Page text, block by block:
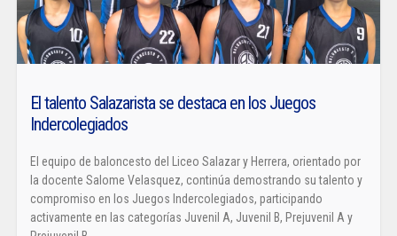
El talento Salazarista se destaca en los Juegos
Indercolegiados
El equipo de baloncesto del Liceo Salazar y Herrera, orientado por
la docente Salome Velasquez, continúa demostrando su talento y
compromiso en los Juegos Indercolegiados, participando
activamente en las categorías Juvenil A, Juvenil B, Prejuvenil A y